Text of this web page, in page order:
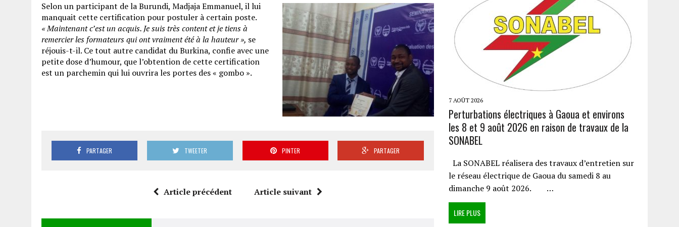
Selon un participant de la Burundi, Madjaja Emmanuel, il lui
manquait cette certification pour postuler à certain poste.
« Maintenant c’est un acquis. Je suis très content et je tiens à
remercier les formateurs qui ont vraiment été à la hauteur », se
réjouis-t-il. Ce tout autre candidat du Burkina, confie avec une
petite dose d’humour, que l’obtention de cette certification
est un parchemin qui lui ouvrira les portes des « gombo ».
PARTAGER TWEETER PINTER PARTAGER
Article précédent Article suivant
7 AOÛT 2026
Perturbations électriques à Gaoua et environs
les 8 et 9 août 2026 en raison de travaux de la
SONABEL
La SONABEL réalisera des travaux d’entretien sur
le réseau électrique de Gaoua du samedi 8 au
dimanche 9 août 2026. …
LIRE PLUS